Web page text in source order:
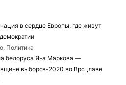
в сердце Европы, где живут
Политика
белоруса Яна Маркова —
выборов-2020 во Вроцлаве